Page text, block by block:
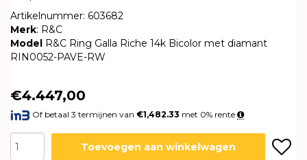
Artikelnummer: 603682
Merk: R&C
Model R&C Ring Galla Riche 14k Bicolor met diamant
RIN0052-PAVE-RW
€4.447,00
Of betaal 3 termijnen van€1,482.33 met 0% rente
Toevoegen aan winkelwagen